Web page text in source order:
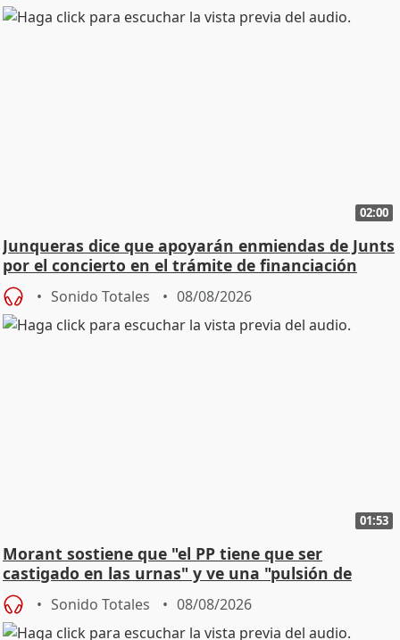
02:00
Junqueras dice que apoyarán enmiendas de Junts
por el concierto en el trámite de financiación
Sonido Totales 08/08/2026
01:53
Morant sostiene que "el PP tiene que ser
castigado en las urnas" y ve una "pulsión de
cambio"
Sonido Totales 08/08/2026